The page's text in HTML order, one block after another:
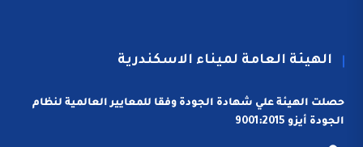
الهيئة العامة لميناء الاسكندرية
حصلت الهيئة علي شهادة الجودة وفقا للمعايير العالمية لنظام
الجودة أيزو 9001:2015